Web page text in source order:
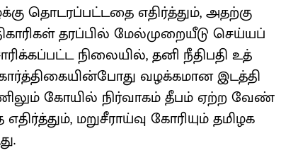
தொடரப்பட்​டதை எதிர்த்தும், அதற்கு
தரப்​பில் மேல்​முறை​யீடு செய்​யப்​
நிலை​யில், தனி நீதிபதி உத்​
வழக்​க​மான இடத்​தி​
கோயில் நிர்​வாகம் தீபம் ஏற்ற வேண்​
மறுசீ​ராய்வு கோரி​யும் தமிழக